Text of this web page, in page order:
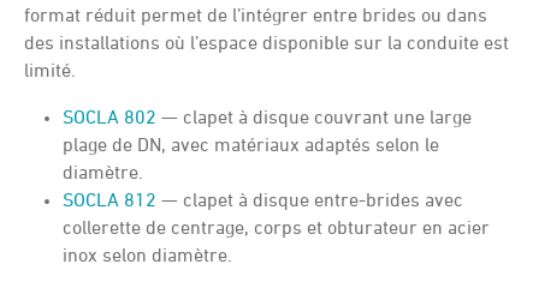
format réduit permet de l’intégrer entre brides ou dans
des installations où l’espace disponible sur la conduite est
limité.
SOCLA 802 — clapet à disque couvrant une large
plage de DN, avec matériaux adaptés selon le
diamètre.
SOCLA 812 — clapet à disque entre-brides avec
collerette de centrage, corps et obturateur en acier
inox selon diamètre.